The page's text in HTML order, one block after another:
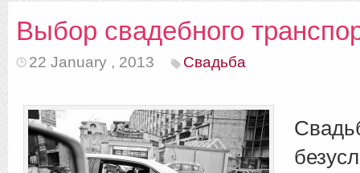
Выбор свадебного
22 January , 2013 Свадьба